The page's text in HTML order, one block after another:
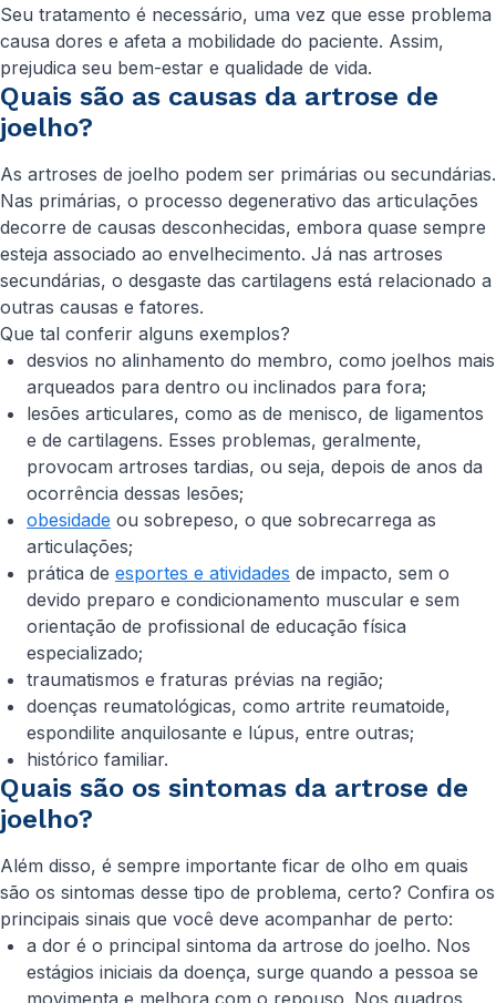
Seu tratamento é necessário, uma vez que esse problema
causa dores e afeta a mobilidade do paciente. Assim,
prejudica seu bem-estar e qualidade de vida.
Quais são as causas da artrose de
joelho?
As artroses de joelho podem ser primárias ou secundárias.
Nas primárias, o processo degenerativo das articulações
decorre de causas desconhecidas, embora quase sempre
esteja associado ao envelhecimento. Já nas artroses
secundárias, o desgaste das cartilagens está relacionado a
outras causas e fatores.
Que tal conferir alguns exemplos?
desvios no alinhamento do membro, como joelhos mais
arqueados para dentro ou inclinados para fora;
lesões articulares, como as de menisco, de ligamentos
e de cartilagens. Esses problemas, geralmente,
provocam artroses tardias, ou seja, depois de anos da
ocorrência dessas lesões;
obesidade ou sobrepeso, o que sobrecarrega as
articulações;
prática de esportes e atividades de impacto, sem o
devido preparo e condicionamento muscular e sem
orientação de profissional de educação física
especializado;
traumatismos e fraturas prévias na região;
doenças reumatológicas, como artrite reumatoide,
espondilite anquilosante e lúpus, entre outras;
histórico familiar.
Quais são os sintomas da artrose de
joelho?
Além disso, é sempre importante ficar de olho em quais
são os sintomas desse tipo de problema, certo? Confira os
principais sinais que você deve acompanhar de perto:
a dor é o principal sintoma da artrose do joelho. Nos
estágios iniciais da doença, surge quando a pessoa se
movimenta e melhora com o repouso. Nos quadros